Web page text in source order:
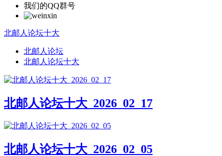
我们的QQ群号
北邮人论坛十大
北邮人论坛
北邮人论坛十大
北邮人论坛十大_2026_02_17
北邮人论坛十大_2026_02_05